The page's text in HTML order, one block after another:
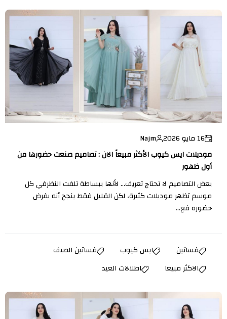
16 مايو 2026
Najm
موديلات ايس كيوب الأكثر مبيعاً الان : تصاميم صنعت حضورها من
أول ظهور
بعض التصاميم لا تحتاج تعريف… لأنها ببساطة تلفت النظرفي كل
موسم تظهر موديلات كثيرة، لكن القليل فقط ينجح أنه يفرض
حضوره فع...
فساتين ايس كيوب
فساتين الصيف
الاكثر مبيعا
اطلالات العيد